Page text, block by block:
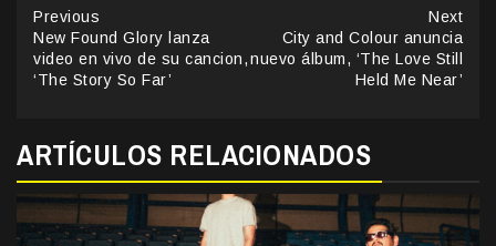
Continue
Reading
Previous
New Found Glory lanza
video en vivo de su cancion,
‘The Story So Far’
Next
City and Colour anuncia
nuevo álbum, ‘The Love Still
Held Me Near’
ARTÍCULOS RELACIONADOS